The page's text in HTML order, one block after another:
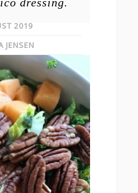
dressing.
2019
JENSEN